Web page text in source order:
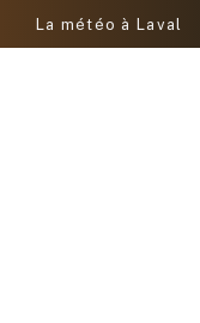
La météo à Laval